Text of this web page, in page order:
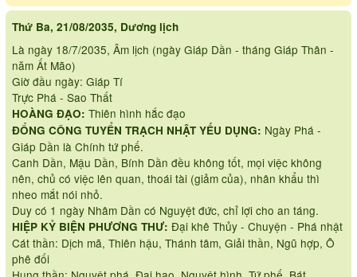
Thứ Ba, 21/08/2035, Dương lịch
Là ngày 18/7/2035, Âm lịch (ngày Giáp Dần - tháng Giáp Thân -
năm Ất Mão)
Giờ đầu ngày: Giáp Tí
Trực Phá - Sao Thất
HOÀNG ĐẠO: Thiên hình hắc đạo
ĐỔNG CÔNG TUYỂN TRẠCH NHẬT YẾU DỤNG: Ngày Phá -
Giáp Dần là Chính tứ phế.
Canh Dần, Mậu Dần, Bính Dần đều không tốt, mọi việc không
nên, chủ có việc lên quan, thoái tài (giảm của), nhân khẩu thì
nheo mắt nói nhỏ.
Duy có 1 ngày Nhâm Dần có Nguyệt đức, chỉ lợi cho an táng.
HIỆP KỶ BIỆN PHƯƠNG THƯ: Đại khê Thủy - Chuyện - Phá nhật
Cát thần: Dịch mã, Thiên hậu, Thánh tâm, Giải thần, Ngũ hợp, Ô
phê đối